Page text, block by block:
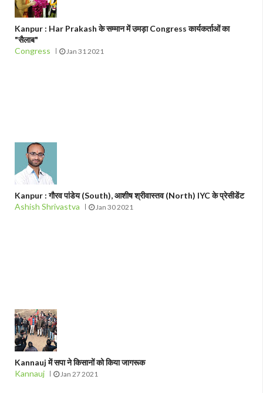
Kanpur : Har Prakash के सम्मान में उमड़ा Congress कार्यकर्ताओं का
"सैलाब"
Congress
Jan 31 2021
Kanpur : गौरव पांडेय (South), आशीष श्रीवास्तव (North) IYC के प्रेसीडेंट
Ashish Shrivastva
Jan 30 2021
Kannauj में सपा ने किसानों को किया जागरूक
Kannauj
Jan 27 2021